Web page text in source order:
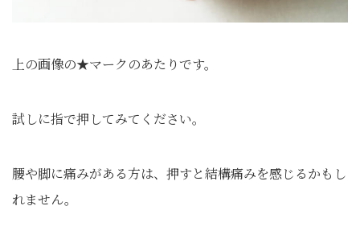
上の画像の★マークのあたりです。
試しに指で押してみてください。
腰や脚に痛みがある方は、押すと結構痛みを感じるかもし
れません。